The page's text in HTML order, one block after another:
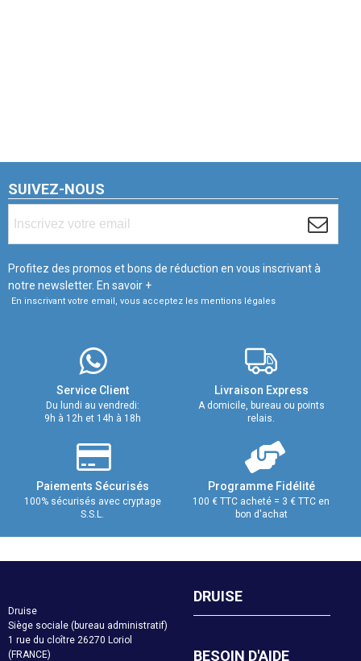
SUIVEZ-NOUS
Profitez des promos et bons de réduction en vous inscrivant à
notre newsletter. En savoir +
En inscrivant votre email, vous acceptez les mentions légales
Service Client
Du lundi au vendredi:
9h à 12h et 14h à 18h
Livraison Express
A domicile, bureau ou points
relais.
Paiements Sécurisés
100% sécurisés avec cryptage
S.S.L.
Programme Fidélité
100 € TTC acheté = 3 € TTC en
bon d'achat
Druise
Siège sociale (bureau administratif)
1 rue du cloître 26270 Loriol
(FRANCE)
DRUISE
BESOIN D'AIDE